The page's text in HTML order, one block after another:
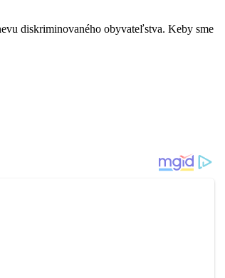
diskriminovaného obyvateľstva. Keby sme